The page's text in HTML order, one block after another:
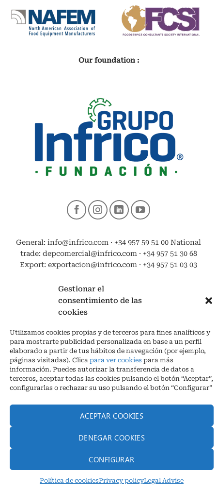
Gestionar el
consentimiento de las
cookies
Utilizamos cookies propias y de terceros para fines analíticos y
para mostrarte publicidad personalizada en base a un perfil
elaborado a partir de tus hábitos de navegación (por ejemplo,
páginas visitadas). Clica para ver cookies para más
información. Puedes autorizar la transferencia de datos a
terceros, aceptar todas las cookies pulsando el botón “Aceptar”,
configurarlas o rechazar su uso pulsando el botón “Configurar”
ACEPTAR COOKIES
DENEGAR COOKIES
CONFIGURAR
Política de cookiesPrivacy policyLegal Advise
Our foundation :
General: info@infrico.com · +34 957 59 51 00 National
trade: depcomercial@infrico.com · +34 957 51 30 68
Export: exportacion@infrico.com · +34 957 51 03 03
Legal advise legal|Privacy policy|Cookies
Los Piedros – Las Navas, s/n 14900 Lucena | (Córdoba) España
info@infrico.com Infrico SL 2026©. Designed by